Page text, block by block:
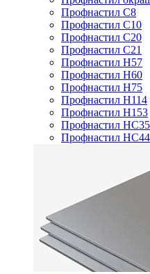
Профнастил С8
Профнастил С10
Профнастил С20
Профнастил С21
Профнастил Н57
Профнастил Н60
Профнастил Н75
Профнастил Н114
Профнастил Н153
Профнастил НС35
Профнастил НС44